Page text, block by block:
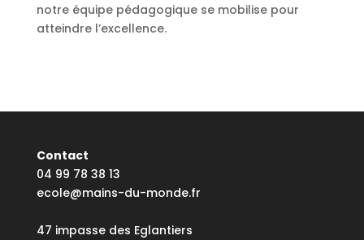
notre équipe pédagogique se mobilise pour
atteindre l’excellence.
Contact
04 99 78 38 13
ecole@mains-du-monde.fr
47 impasse des Eglantiers